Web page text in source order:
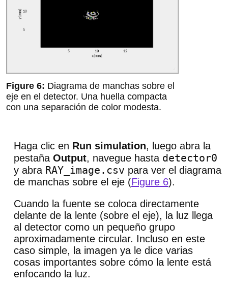
Diagrama de manchas sobre el
eje en el detector. Una huella compacta
con una separación de color modesta.
Haga clic en Run simulation, luego abra la
pestaña Output, navegue hasta detector0
y abra RAY_image.csv para ver el diagrama
de manchas sobre el eje (Figure 6).
Cuando la fuente se coloca directamente
delante de la lente (sobre el eje), la luz llega
al detector como un pequeño grupo
aproximadamente circular. Incluso en este
caso simple, la imagen ya le dice varias
cosas importantes sobre cómo la lente está
enfocando la luz.